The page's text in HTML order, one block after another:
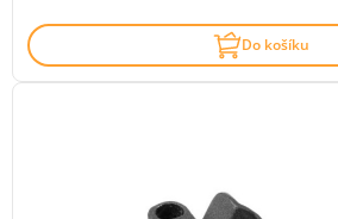
Do košíku